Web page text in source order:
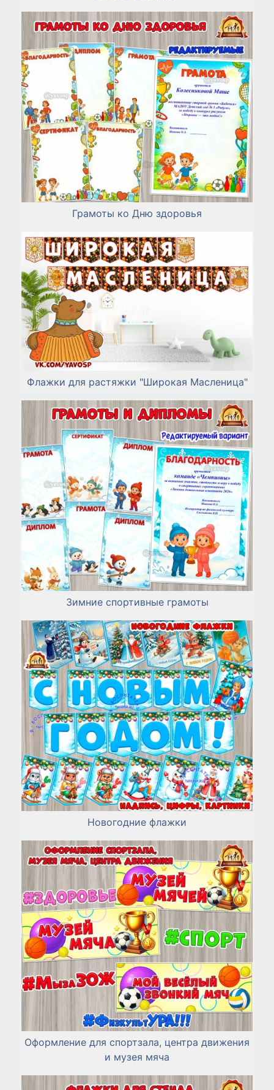
Грамоты ко Дню здоровья
Флажки для растяжки "Широкая Масленица"
Зимние спортивные грамоты
Новогодние флажки
Оформление для спортзала, центра движения
и музея мяча